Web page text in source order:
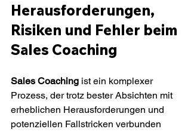
Herausforderungen,
Risiken und Fehler beim
Sales Coaching
Sales Coaching ist ein komplexer
Prozess, der trotz bester Absichten mit
erheblichen Herausforderungen und
potenziellen Fallstricken verbunden